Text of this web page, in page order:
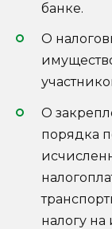
банке.
О
О
порядка
налогу